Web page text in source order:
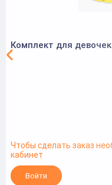
Комплект для
Чтобы сделать заказ
кабинет
Войти